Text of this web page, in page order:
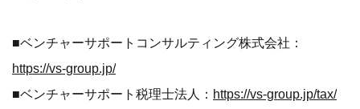
■ベンチャーサポートコンサルティング株式会社：
https://vs-group.jp/
■ベンチャーサポート税理士法人： https://vs-group.jp/tax/